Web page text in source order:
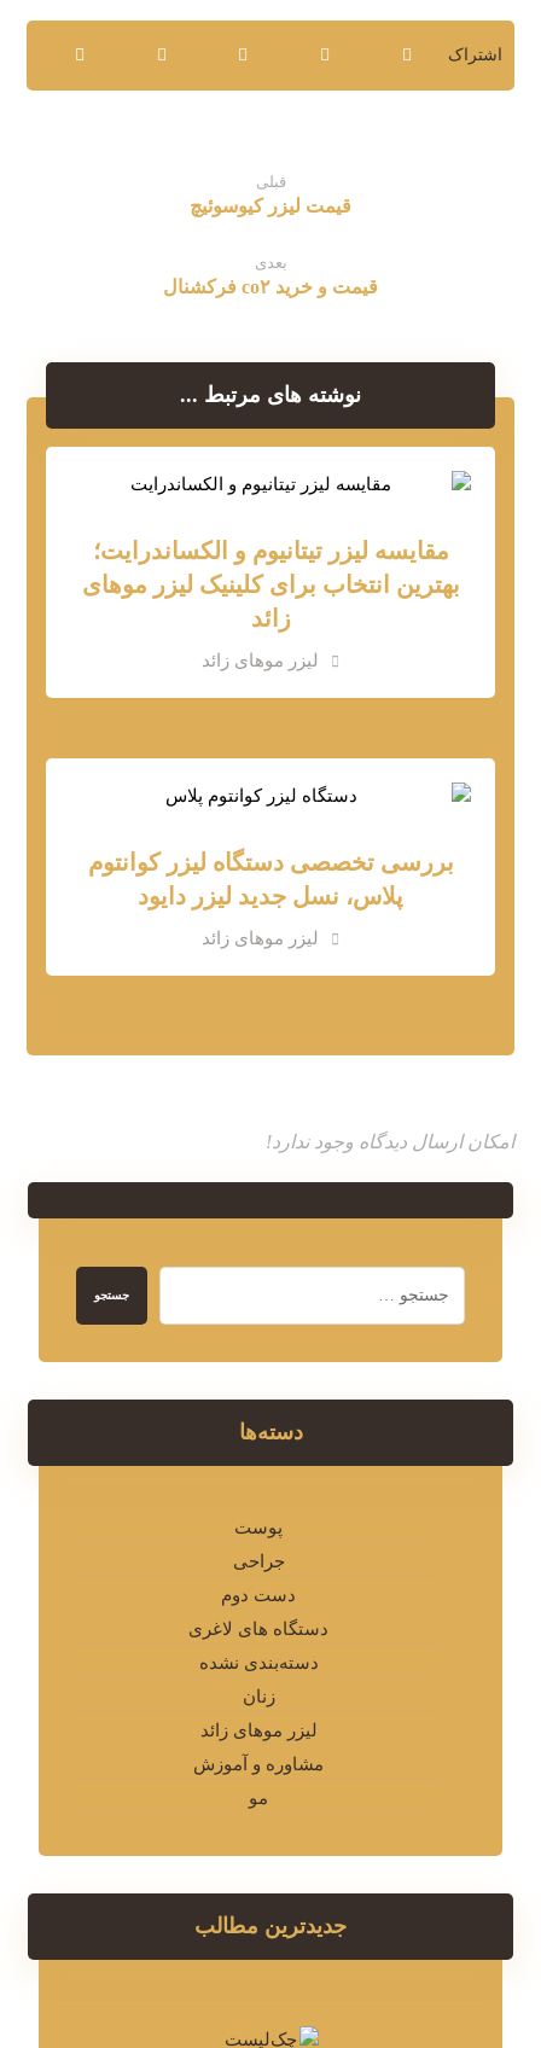
قبلی
قیمت لیزر کیوسوئیچ
بعدی
قیمت و خرید co۲ فرکشنال
نوشته های مرتبط ...
مقایسه لیزر تیتانیوم و الکساندرایت؛
بهترین انتخاب برای کلینیک لیزر موهای
زائد
لیزر موهای زائد
بررسی تخصصی دستگاه لیزر کوانتوم
پلاس، نسل جدید لیزر دایود
لیزر موهای زائد
امکان ارسال دیدگاه وجود ندارد!
جستجو
دسته‌ها
پوست
جراحی
دست دوم
دستگاه های لاغری
دسته‌بندی نشده
زنان
لیزر موهای زائد
مشاوره و آموزش
مو
جدیدترین مطالب